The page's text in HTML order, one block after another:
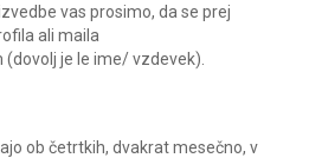
vas prosimo, da se prej
ali maila
je le ime/ vzdevek).
ob četrtkih, dvakrat mesečno, v